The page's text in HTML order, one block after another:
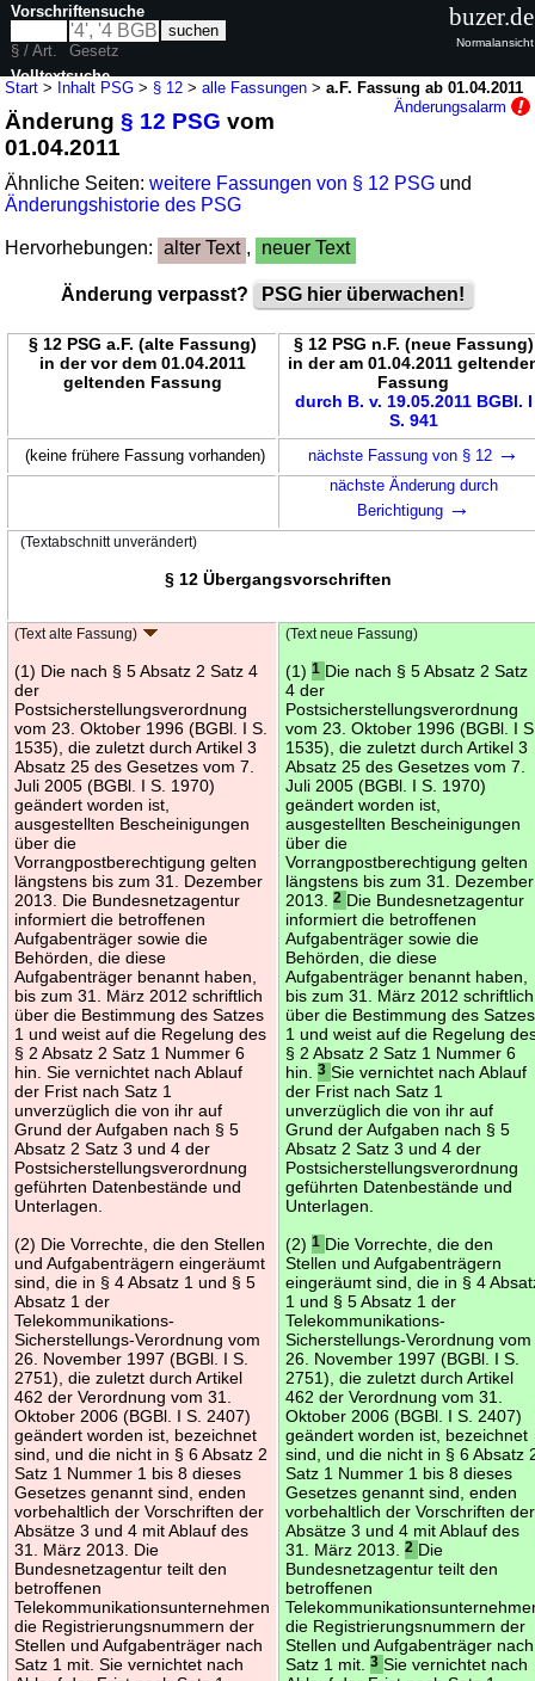
Start > Inhalt PSG > § 12 >alle Fassungen >a.F. Fassung ab 01.04.2011
Änderungsalarm
Änderung§ 12 PSG vom
01.04.2011
Ähnliche Seiten:weitere Fassungen von § 12 PSG und
Änderungshistorie des PSG
Hervorhebungen: alter Text , neuer Text
Änderung verpasst? PSG hier überwachen!
§ 12 PSG a.F. (alte Fassung)
in der vor dem 01.04.2011
geltenden Fassung
§ 12 PSG n.F. (neue Fassung)
in der am 01.04.2011
Fassung
durch B. v. 19.05.2011 BGBl. I
S. 941
(keine frühere Fassung vorhanden) nächste Fassung von § 12 →
nächste Änderung durch
Berichtigung →
(Textabschnitt unverändert)
§ 12 Übergangsvorschriften
(Text alte Fassung)
(1) Die nach § 5 Absatz 2 Satz 4
der
Postsicherstellungsverordnung
vom 23. Oktober 1996 (BGBl. I S.
1535), die zuletzt durch Artikel 3
Absatz 25 des Gesetzes vom 7.
Juli 2005 (BGBl. I S. 1970)
geändert worden ist,
ausgestellten Bescheinigungen
über die
Vorrangpostberechtigung gelten
längstens bis zum 31. Dezember
2013. Die Bundesnetzagentur
informiert die betroffenen
Aufgabenträger sowie die
Behörden, die diese
Aufgabenträger benannt haben,
bis zum 31. März 2012 schriftlich
über die Bestimmung des Satzes
1 und weist auf die Regelung des
§ 2 Absatz 2 Satz 1 Nummer 6
hin. Sie vernichtet nach Ablauf
der Frist nach Satz 1
unverzüglich die von ihr auf
Grund der Aufgaben nach § 5
Absatz 2 Satz 3 und 4 der
Postsicherstellungsverordnung
geführten Datenbestände und
Unterlagen.
(2) Die Vorrechte, die den Stellen
und Aufgabenträgern eingeräumt
sind, die in § 4 Absatz 1 und § 5
Absatz 1 der
Telekommunikations-
Sicherstellungs-Verordnung vom
26. November 1997 (BGBl. I S.
2751), die zuletzt durch Artikel
462 der Verordnung vom 31.
Oktober 2006 (BGBl. I S. 2407)
geändert worden ist, bezeichnet
sind, und die nicht in § 6 Absatz 2
Satz 1 Nummer 1 bis 8 dieses
Gesetzes genannt sind, enden
vorbehaltlich der Vorschriften der
Absätze 3 und 4 mit Ablauf des
31. März 2013. Die
Bundesnetzagentur teilt den
betroffenen
Telekommunikationsunternehmen
die Registrierungsnummern der
Stellen und Aufgabenträger nach
Satz 1 mit. Sie vernichtet nach
(Text neue Fassung)
(1)1 Die nach § 5 Absatz 2 Satz
4 der
Postsicherstellungsverordnung
vom 23. Oktober 1996 (BGBl. I
1535), die zuletzt durch Artikel 3
Absatz 25 des Gesetzes vom 7.
Juli 2005 (BGBl. I S. 1970)
geändert worden ist,
ausgestellten Bescheinigungen
über die
Vorrangpostberechtigung gelten
längstens bis zum 31. Dezember
2013.2 Die Bundesnetzagentur
informiert die betroffenen
Aufgabenträger sowie die
Behörden, die diese
Aufgabenträger benannt haben,
bis zum 31. März 2012 schriftlich
über die Bestimmung des Satzes
1 und weist auf die Regelung
§ 2 Absatz 2 Satz 1 Nummer 6
hin.3 Sie vernichtet nach Ablauf
der Frist nach Satz 1
unverzüglich die von ihr auf
Grund der Aufgaben nach § 5
Absatz 2 Satz 3 und 4 der
Postsicherstellungsverordnung
geführten Datenbestände und
Unterlagen.
(2)1 Die Vorrechte, die den
Stellen und Aufgabenträgern
eingeräumt sind, die in § 4
1 und § 5 Absatz 1 der
Telekommunikations-
Sicherstellungs-Verordnung vom
26. November 1997 (BGBl. I S.
2751), die zuletzt durch Artikel
462 der Verordnung vom 31.
Oktober 2006 (BGBl. I S. 2407)
geändert worden ist, bezeichnet
sind, und die nicht in § 6 Absatz
Satz 1 Nummer 1 bis 8 dieses
Gesetzes genannt sind, enden
vorbehaltlich der Vorschriften der
Absätze 3 und 4 mit Ablauf des
31. März 2013.2 Die
Bundesnetzagentur teilt den
betroffenen
die Registrierungsnummern der
Stellen und Aufgabenträger nach
Satz 1 mit.3 Sie vernichtet nach
Vorschriftensuche
§ / Art.
Gesetz
Volltextsuche
nur in PSG
buzer.de
Normalansicht